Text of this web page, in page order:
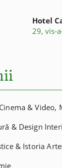
Hotel
29, vis-
& Video,
& Design
& Istoria